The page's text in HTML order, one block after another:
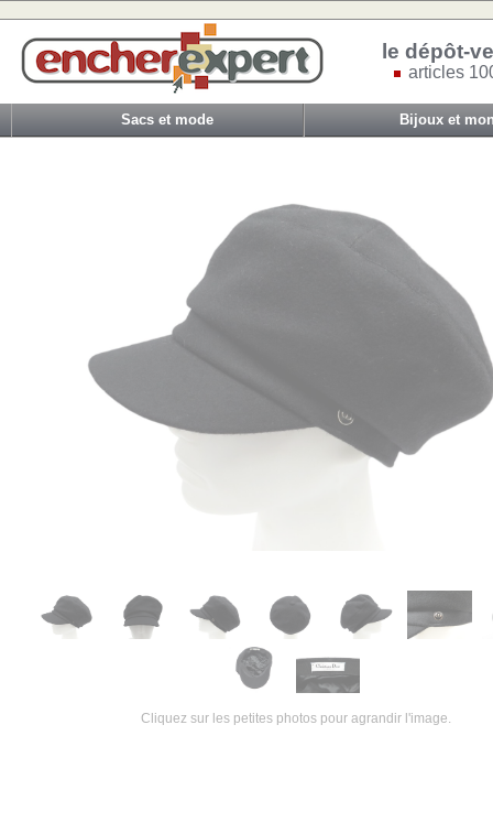
le dépôt-
articles
Sacs et mode Bijoux et
Cliquez sur les petites photos pour agrandir l'image.